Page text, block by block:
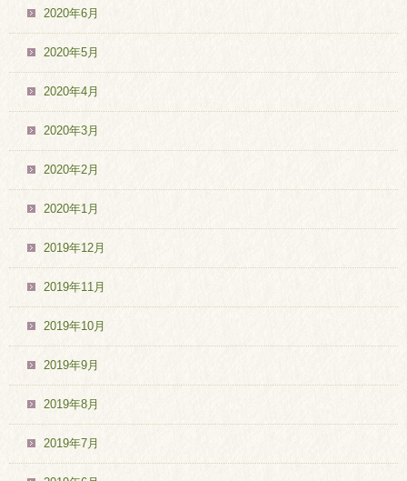
2020年6月
2020年5月
2020年4月
2020年3月
2020年2月
2020年1月
2019年12月
2019年11月
2019年10月
2019年9月
2019年8月
2019年7月